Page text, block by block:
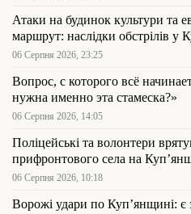
Атаки на будинок культури та
маршрут: наслідки обстрілів у
06 Серпня 2026, 23:25
Вопрос, с которого всё
нужна именно эта стамеска?»
06 Серпня 2026, 14:05
Поліцейські та волонтери
прифронтового села на
06 Серпня 2026, 10:18
Ворожі удари по Куп’янщині: є